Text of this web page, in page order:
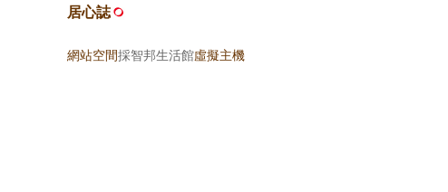
居心誌
網站空間採智邦生活館虛擬主機